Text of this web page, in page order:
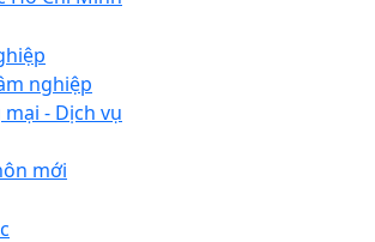
nghiệp
- Dịch vụ
mới